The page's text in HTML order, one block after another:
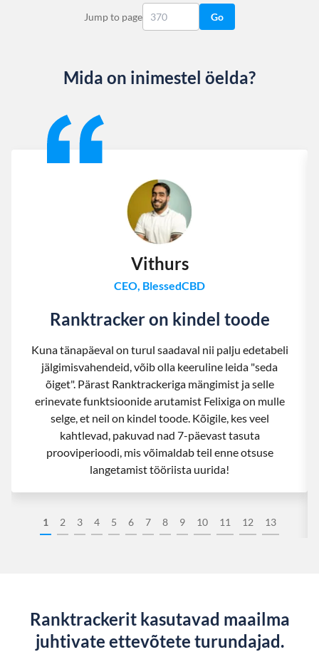
Jump to page Go
Mida on inimestel öelda?
1 2 3 4 5 6 7 8 9 10 11 12 13
Vithurs
CEO, BlessedCBD
Ranktracker on kindel toode
Kuna tänapäeval on turul saadaval nii palju edetabeli
jälgimisvahendeid, võib olla keeruline leida "seda
õiget". Pärast Ranktrackeriga mängimist ja selle
erinevate funktsioonide arutamist Felixiga on mulle
selge, et neil on kindel toode. Kõigile, kes veel
kahtlevad, pakuvad nad 7-päevast tasuta
prooviperioodi, mis võimaldab teil enne otsuse
langetamist tööriista uurida!
Ranktrackerit kasutavad maailma
juhtivate ettevõtete turundajad.